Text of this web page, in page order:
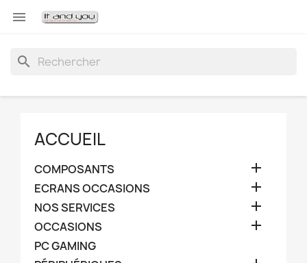

search
ACCUEIL
COMPOSANTS 
ECRANS OCCASIONS 
NOS SERVICES 
OCCASIONS 
PC GAMING